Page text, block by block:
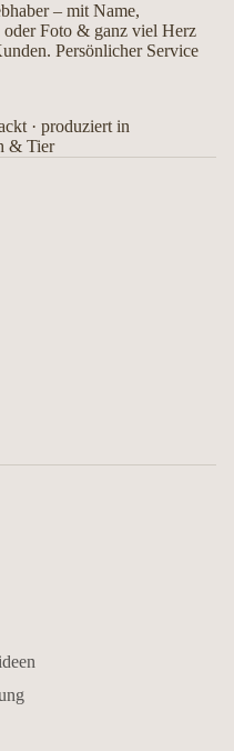
– mit Name,
oder Foto & ganz viel Herz
Persönlicher Service
· produziert in
& Tier